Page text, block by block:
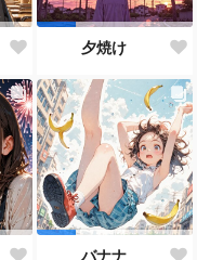
夕焼け
バナナ